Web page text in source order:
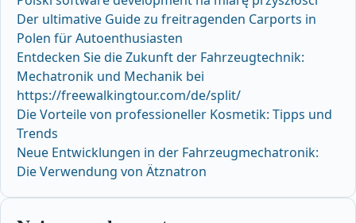
Der ultimative Guide zu freitragenden Carports in
Polen für Autoenthusiasten
Entdecken Sie die Zukunft der Fahrzeugtechnik:
Mechatronik und Mechanik bei
https://freewalkingtour.com/de/split/
Die Vorteile von professioneller Kosmetik: Tipps und
Trends
Neue Entwicklungen in der Fahrzeugmechatronik:
Die Verwendung von Ätznatron